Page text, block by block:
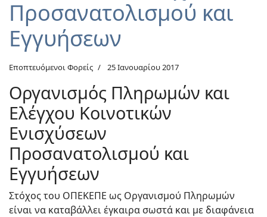
Προσανατολισμού και
Εγγυήσεων
Εποπτευόμενοι Φορείς 25 Ιανουαρίου 2017
Οργανισμός Πληρωμών και
Ελέγχου Κοινοτικών
Ενισχύσεων
Προσανατολισμού και
Εγγυήσεων
Στόχος του ΟΠΕΚΕΠΕ ως Οργανισμού Πληρωμών
είναι να καταβάλλει έγκαιρα σωστά και με διαφάνεια